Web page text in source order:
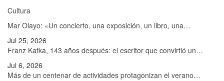
Cultura
Mar Olayo: «Un concierto, una exposición, un libro, una…
Jul 25, 2026
Franz Kafka, 143 años después: el escritor que convirtió un…
Jul 6, 2026
Más de un centenar de actividades protagonizan el verano…